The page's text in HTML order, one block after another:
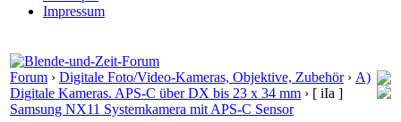
Impressum
Forum › Digitale Foto/Video-Kameras, Objektive, Zubehör› A)
Digitale Kameras. APS-C über DX bis 23 x 34 mm › [ iIa ]
Samsung NX11 Systemkamera mit APS-C Sensor